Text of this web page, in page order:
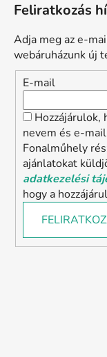
Feliratkozás
Adja meg az e-
webáruházunk új
E-mail
Hozzájárulok,
nevem és e-
Fonalműhely
ajánlatokat
adatkezelési
hogy a